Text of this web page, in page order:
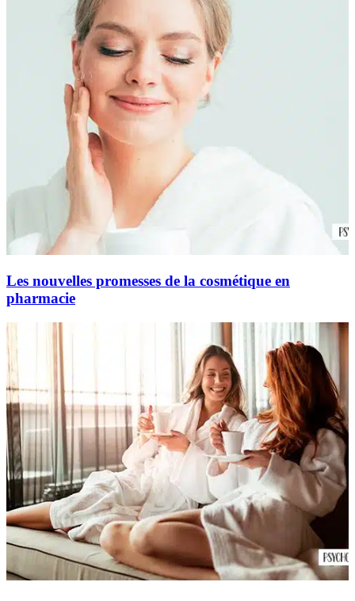
Les nouvelles promesses de la cosmétique en
pharmacie